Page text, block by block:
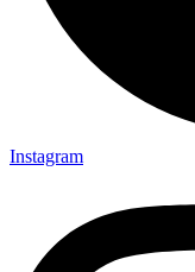
Instagram